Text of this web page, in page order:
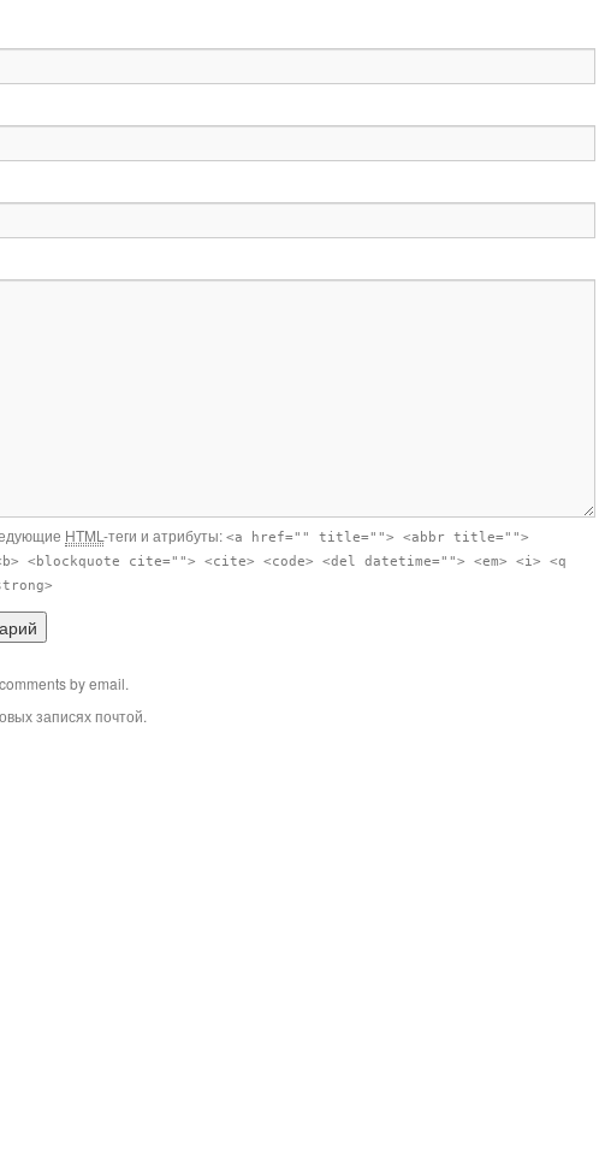
HTML-теги и атрибуты: <a href="" title=""> <abbr title="">
<blockquote cite=""> <cite> <code> <del datetime=""> <em> <i> <q
by email.
записях почтой.